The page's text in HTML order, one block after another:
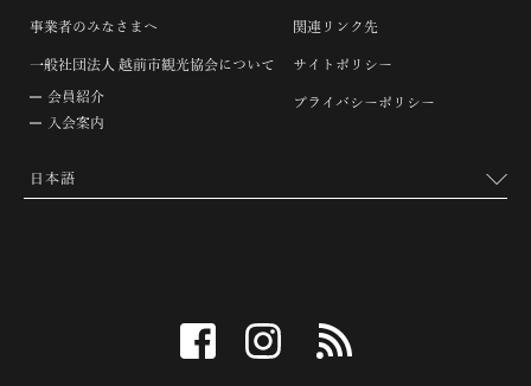
事業者のみなさまへ
一般社団法人 越前市観光協会について
会員紹介
入会案内
関連リンク先
サイトポリシー
プライバシーポリシー
facebook instagram